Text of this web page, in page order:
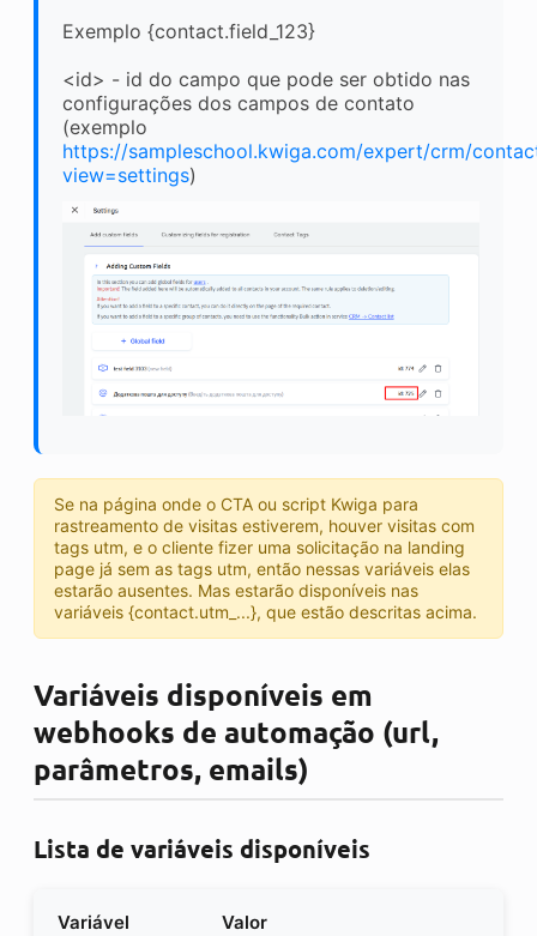
Exemplo {contact.field_123}
<id> - id do campo que pode ser obtido nas
configurações dos campos de contato
(exemplo
https://sampleschool.kwiga.com/expert/crm/
view=settings)
Se na página onde o CTA ou script Kwiga para
rastreamento de visitas estiverem, houver visitas com
tags utm, e o cliente fizer uma solicitação na landing
page já sem as tags utm, então nessas variáveis elas
estarão ausentes. Mas estarão disponíveis nas
variáveis {contact.utm_...}, que estão descritas acima.
Variáveis disponíveis em
webhooks de automação (url,
parâmetros, emails)
Lista de variáveis disponíveis
Variável Valor